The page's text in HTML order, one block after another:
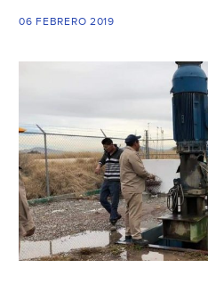
06 FEBRERO 2019